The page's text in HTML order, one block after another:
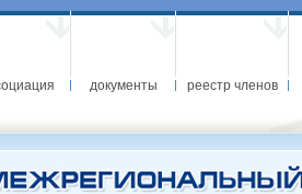
документы реестр членов